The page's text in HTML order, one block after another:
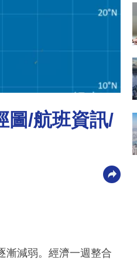
圖/航班資訊/
漸減弱。經濟一週整合